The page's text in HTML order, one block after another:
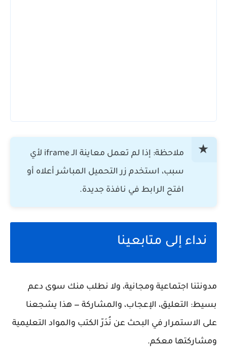
ملاحظة: إذا لم تعمل معاينة الـ iframe لأي
سبب، استخدم زر التحميل المباشر أعلاه أو
افتح الرابط في نافذة جديدة.
نداء إلى متابعينا
مدونتنا اجتماعية ومجانية، ولا نطلب منك سوى دعم
بسيط: التعليق، الإعجاب، والمشاركة — هذا يشجعنا
على الاستمرار في البحث عن نُدَرّ الكتب والمواد التعليمية
ومشاركتها معكم.